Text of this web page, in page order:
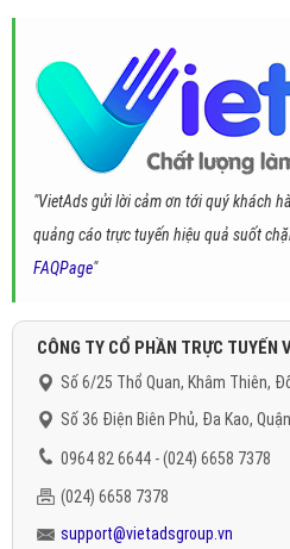
"VietAds gửi lời cảm ơn tới quý khách
quảng cáo trực tuyến hiệu quả suốt
FAQPage"
CÔNG TY CỔ PHẦN TRỰC TUYẾN
Số 6/25 Thổ Quan, Khâm Thiên,
Số 36 Điện Biên Phủ, Đa Kao,
0964 82 6644 - (024) 6658 7378
(024) 6658 7378
support@vietadsgroup.vn